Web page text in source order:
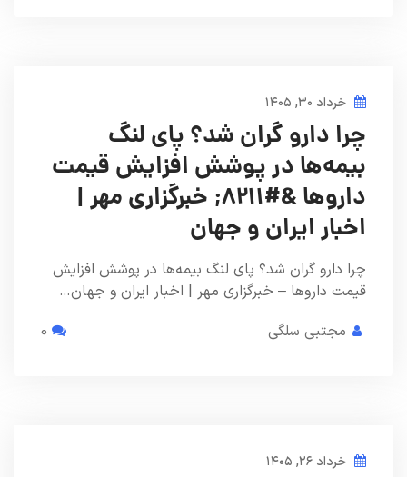
خرداد ۳۰, ۱۴۰۵
چرا دارو گران شد؟ پای لنگ
بیمه‌ها در پوشش افزایش قیمت
داروها &#۸۲۱۱; خبرگزاری مهر |
اخبار ایران و جهان
چرا دارو گران شد؟ پای لنگ بیمه‌ها در پوشش افزایش
قیمت داروها – خبرگزاری مهر | اخبار ایران و جهان…
مجتبی سلگی
خرداد ۲۶, ۱۴۰۵